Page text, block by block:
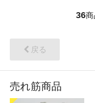
36商
戻る
売れ筋商品